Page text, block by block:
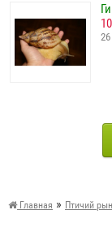
Главная » Птичий